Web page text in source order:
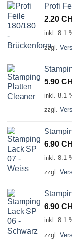
Profi
2.20
inkl. 8.1
zzgl.
5.90
inkl. 8.1
zzgl.
6.90
inkl. 8.1
zzgl.
6.90
inkl. 8.1
zzgl.